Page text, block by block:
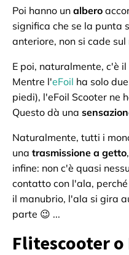
Poi hanno un albero
significa che se la punta
anteriore, non si cade sul
E poi, naturalmente, c'è il
Mentre l'eFoil ha solo
piedi), l'eFoil Scooter ne
Questo dà una
Naturalmente, tutti i
una trasmissione a getto
infine: non c'è quasi
contatto con l'ala,
il manubrio, l'ala si gira
parte 😉 ...
Flitescooter o